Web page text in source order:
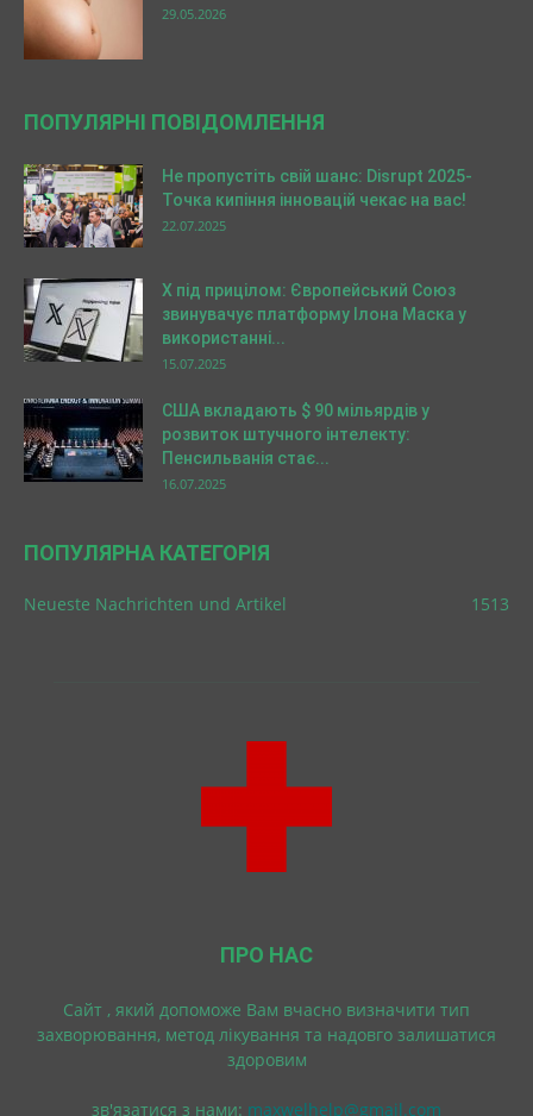
29.05.2026
ПОПУЛЯРНІ ПОВІДОМЛЕННЯ
Не пропустіть свій шанс: Disrupt 2025-
Точка кипіння інновацій чекає на вас!
22.07.2025
X під прицілом: Європейський Союз
звинувачує платформу Ілона Маска у
використанні...
15.07.2025
США вкладають $ 90 мільярдів у
розвиток штучного інтелекту:
Пенсильванія стає...
16.07.2025
ПОПУЛЯРНА КАТЕГОРІЯ
Neueste Nachrichten und Artikel 1513
ПРО НАС
Cайт , який допоможе Вам вчасно визначити тип
захворювання, метод лікування та надовго залишатися
здоровим
зв'язатися з нами: maxwelhelp@gmail.com